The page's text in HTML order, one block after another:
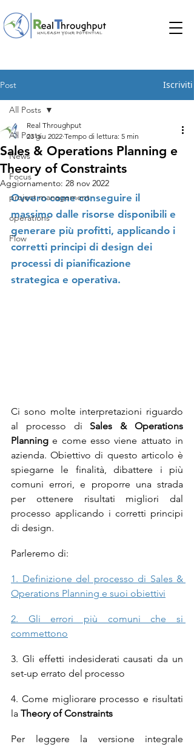
Post Iscriviti
All Posts
News
Focus
project management
operations
Flow
All Posts
Sales & Operations Planning e
Theory of Constraints
Real Throughput
23 giu 2022 Tempo di lettura: 5 min
Aggiornamento: 28 nov 2022
Ovvero come conseguire il
massimo dalle risorse disponibili e
generare più profitti, applicando i
corretti principi di design dei
processi di pianificazione
strategica e operativa.
Ci sono molte interpretazioni riguardo
al processo di Sales & Operations
Planning e come esso viene attuato in
azienda. Obiettivo di questo articolo è
spiegarne le finalità, dibattere i più
comuni errori, e proporre una strada
per ottenere risultati migliori dal
processo applicando i corretti principi
di design.
Parleremo di:
1. Definizione del processo di Sales &
Operations Planning e suoi obiettivi
2. Gli errori più comuni che si
commettono
3. Gli effetti indesiderati causati da un
set-up errato del processo
4. Come migliorare processo e risultati
la Theory of Constraints
Per leggere la versione integrale